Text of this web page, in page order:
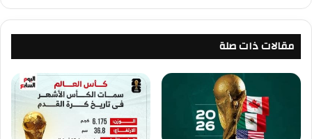
مقالات ذات صلة